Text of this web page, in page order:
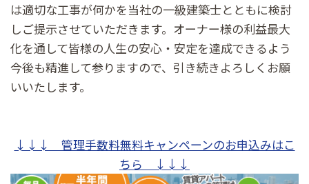
は適切な工事が何かを当社の一級建築士とともに検討
しご提示させていただきます。オーナー様の利益最大
化を通して皆様の人生の安心・安定を達成できるよう
今後も精進して参りますので、引き続きよろしくお願
いいたします。
↓↓↓ 管理手数料無料キャンペーンのお申込みはこ
ちら ↓↓↓